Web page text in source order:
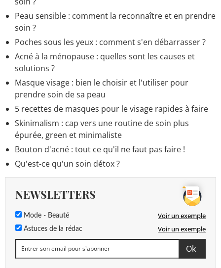
Peau sensible : comment la reconnaître et en prendre
soin ?
Poches sous les yeux : comment s'en débarrasser ?
Acné à la ménopause : quelles sont les causes et
solutions ?
Masque visage : bien le choisir et l'utiliser pour
prendre soin de sa peau
5 recettes de masques pour le visage rapides à faire
Skinimalism : cap vers une routine de soin plus
épurée, green et minimaliste
Bouton d'acné : tout ce qu'il ne faut pas faire !
Qu'est-ce qu'un soin détox ?
NEWSLETTERS
Mode - Beauté Voir un exemple
Astuces de la rédac Voir un exemple